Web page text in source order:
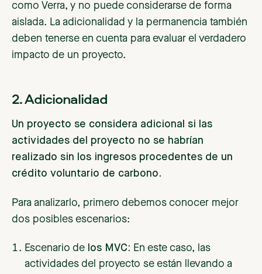
como Verra, y no puede considerarse de forma
aislada. La adicionalidad y la permanencia también
deben tenerse en cuenta para evaluar el verdadero
impacto de un proyecto.
2. Adicionalidad
Un proyecto se considera adicional si las
actividades del proyecto no se habrían
realizado sin los ingresos procedentes de un
crédito voluntario de carbono.
Para analizarlo, primero debemos conocer mejor
dos posibles escenarios:
Escenario de los MVC: En este caso, las
actividades del proyecto se están llevando a